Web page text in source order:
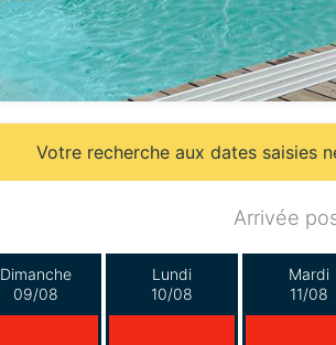
Votre recherche aux dates saisies
Arrivée
Dimanche
09/08
Lundi
10/08
Mardi
11/08